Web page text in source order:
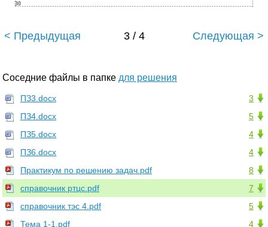
30
< Предыдущая 3 / 4 Следующая >
Соседние файлы в папке для решения
3
ПЗ3.docx
5
ПЗ4.docx
4
ПЗ5.docx
4
ПЗ6.docx
8
Практикум по решению задач.pdf
7
справочник ртцс.pdf
5
справочник тэс 4.pdf
4
Тема 1-1.pdf